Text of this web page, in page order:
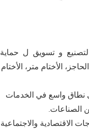
و تسويق ل حماية
الحاجز، الأختام متر، الأختام
نطاق واسع في الخدمات
الصناعات.
الاقتصادية والاجتماعية